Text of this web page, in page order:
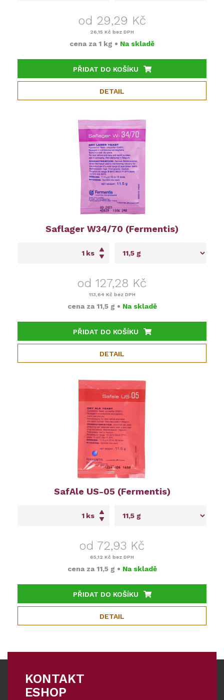
od 29,29 Kč
26,15 Kč bez DPH
cena za 1 kg • Na skladě
PŘIDAT DO KOŠÍKU
DETAIL
Saflager W34/70 (Fermentis)
ks
od 127,28 Kč
113,64 Kč bez DPH
cena za 11,5 g • Na skladě
PŘIDAT DO KOŠÍKU
DETAIL
SafAle US-05 (Fermentis)
ks
od 72,93 Kč
65,12 Kč bez DPH
cena za 11,5 g • Na skladě
PŘIDAT DO KOŠÍKU
DETAIL
KONTAKT
ESHOP